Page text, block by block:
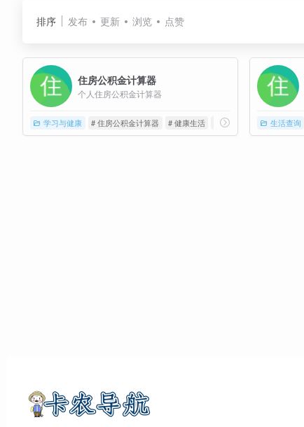
排序 发布 更新 浏览 点赞
住房公积金计算器
个人住房公积金计算器
学习与健康 # 住房公积金计算器 # 健康生活 # 常用查询 生活查询